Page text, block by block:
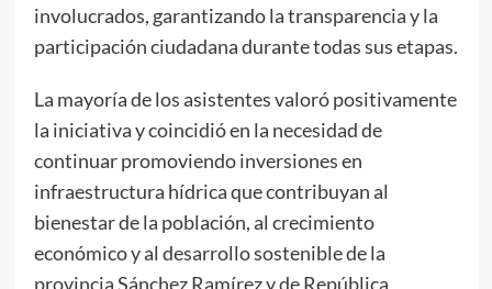
involucrados, garantizando la transparencia y la
participación ciudadana durante todas sus etapas.
La mayoría de los asistentes valoró positivamente
la iniciativa y coincidió en la necesidad de
continuar promoviendo inversiones en
infraestructura hídrica que contribuyan al
bienestar de la población, al crecimiento
económico y al desarrollo sostenible de la
provincia Sánchez Ramírez y de República